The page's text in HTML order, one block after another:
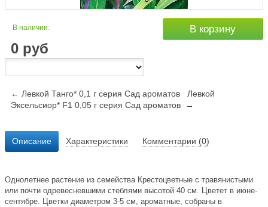
В наличии:
0 руб
В корзину
← Левкой Танго* 0,1 г серия Сад ароматов
Левкой
Эксельсиор* F1 0,05 г серия Сад ароматов →
Описание Характеристики Комментарии (0)
Однолетнее растение из семейства Крестоцветные с травянистыми
или почти одревесневшими стеблями высотой 40 см. Цветет в июне-
сентябре. Цветки диаметром 3-5 см, ароматные, собраны в